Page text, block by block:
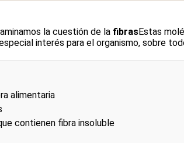
la cuestión de la fibrasEstas
interés para el organismo, sobre
alimentaria
contienen fibra insoluble